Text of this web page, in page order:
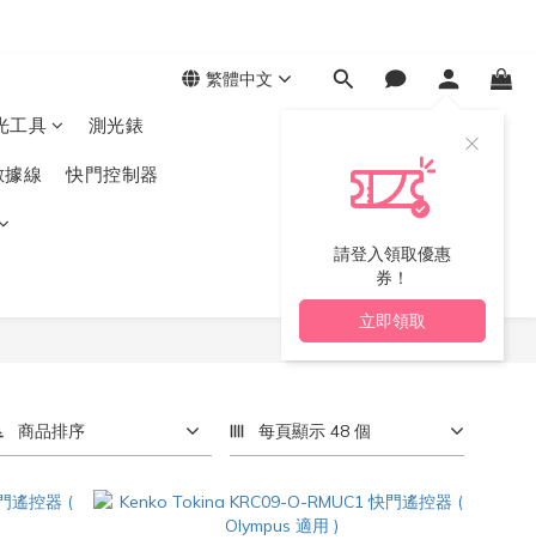
繁體中文
請登入領取優惠
券！
立即領取
工具 測光錶
據線 快門控制器
商品排序 每頁顯示 48 個